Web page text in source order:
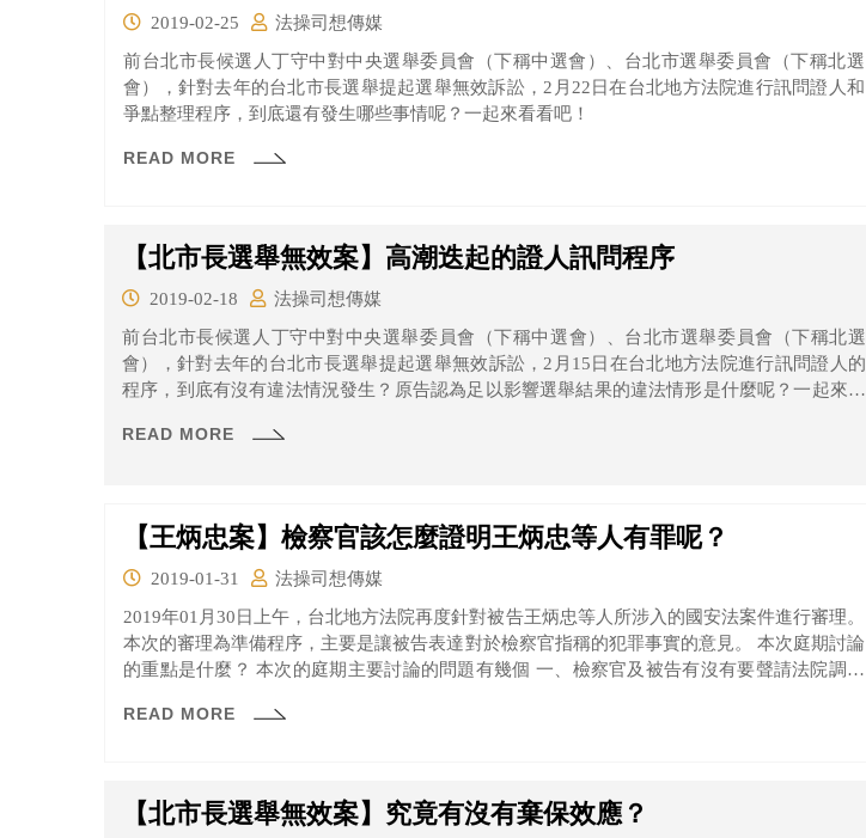
2019-02-25
法操司想傳媒
前台北市長候選人丁守中對中央選舉委員會（下稱中選會）、台北市選舉委員會（下稱北選
會），針對去年的台北市長選舉提起選舉無效訴訟，2月22日在台北地方法院進行訊問證人和
爭點整理程序，到底還有發生哪些事情呢？一起來看看吧！
READ MORE
【北市長選舉無效案】高潮迭起的證人訊問程序
2019-02-18
法操司想傳媒
前台北市長候選人丁守中對中央選舉委員會（下稱中選會）、台北市選舉委員會（下稱北選
會），針對去年的台北市長選舉提起選舉無效訴訟，2月15日在台北地方法院進行訊問證人的
程序，到底有沒有違法情況發生？原告認為足以影響選舉結果的違法情形是什麼呢？一起來看
READ MORE
【王炳忠案】檢察官該怎麼證明王炳忠等人有罪呢？
2019-01-31
法操司想傳媒
2019年01月30日上午，台北地方法院再度針對被告王炳忠等人所涉入的國安法案件進行審理。
本次的審理為準備程序，主要是讓被告表達對於檢察官指稱的犯罪事實的意見。 本次庭期討論
的重點是什麼？ 本次的庭期主要討論的問題有幾個 一、檢察官及被告有沒有要聲請法院調查
READ MORE
【北市長選舉無效案】究竟有沒有棄保效應？